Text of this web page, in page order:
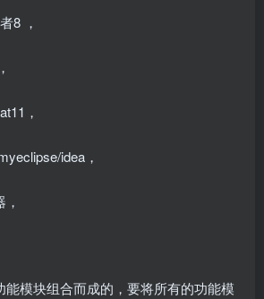
8 ，
，
idea，
能模块组合而成的，要将所有的功能模